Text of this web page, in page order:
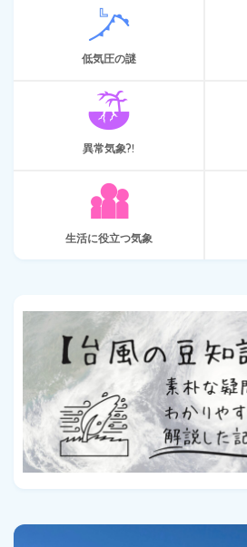
低気圧の謎
異常気象?!
生活に役立つ気象